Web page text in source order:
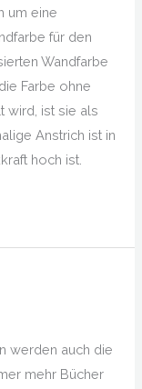
um eine
für den
Wandfarbe
Farbe ohne
wird, ist sie als
Anstrich ist in
hoch ist.
werden auch die
mehr Bücher